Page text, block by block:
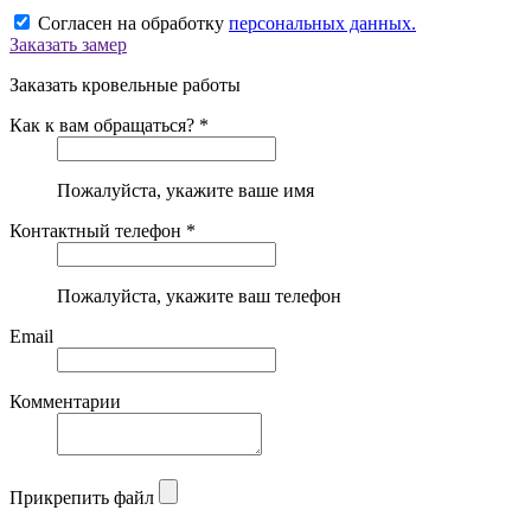
Согласен на обработку персональных данных.
Заказать замер
Заказать кровельные работы
Как к вам обращаться? *
Пожалуйста, укажите ваше имя
Контактный телефон *
Пожалуйста, укажите ваш телефон
Email
Комментарии
Прикрепить файл